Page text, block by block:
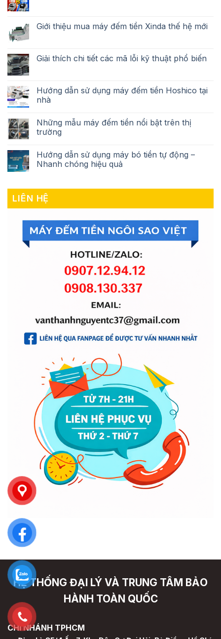
Giới thiệu mua máy đếm tiền Xinda thế hệ mới
Giải thích chi tiết các mã lỗi kỹ thuật phổ biến
Hướng dẫn sử dụng máy đếm tiền Hoshico tại
nhà
Những mẫu máy đếm tiền nổi bật trên thị
trường
Hướng dẫn sử dụng máy bó tiền tự động –
Nhanh chóng hiệu quả
LIÊN HỆ
HỆ THỐNG ĐẠI LÝ VÀ TRUNG TÂM BẢO
HÀNH TOÀN QUỐC
CHI NHÁNH TPHCM